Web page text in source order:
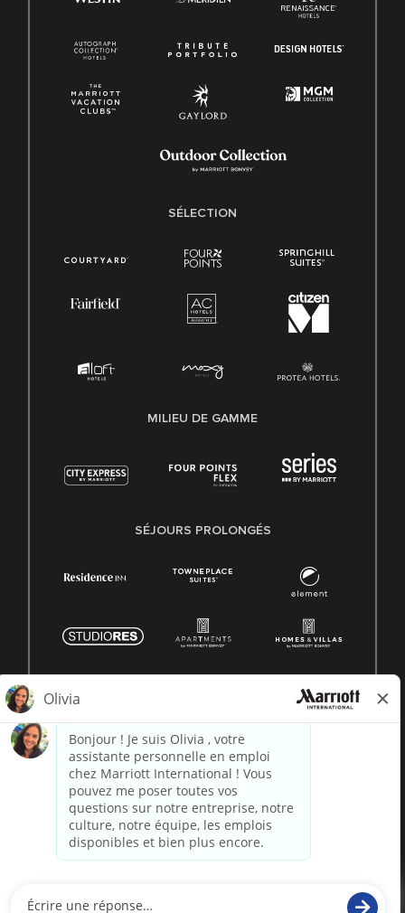
SÉLECTION
MILIEU DE GAMME
SÉJOURS PROLONGÉS
réservés. Informations exclusives de Marriott